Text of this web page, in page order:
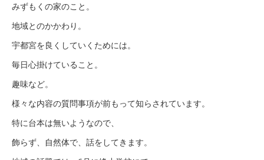
みずもくの家のこと。
地域とのかかわり。
宇都宮を良くしていくためには。
毎日心掛けていること。
趣味など。
様々な内容の質問事項が前もって知らされています。
特に台本は無いようなので、
飾らず、自然体で、話をしてきます。